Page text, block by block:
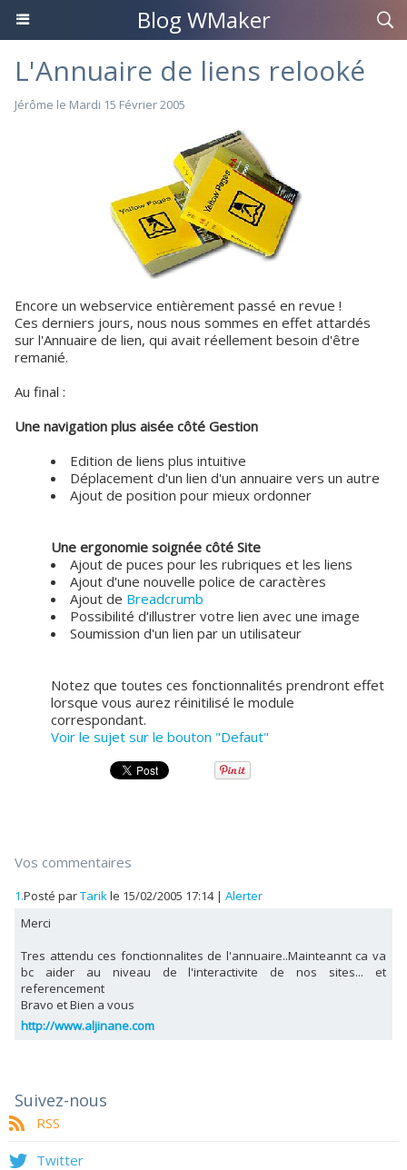
Blog WMaker
L'Annuaire de liens relooké
Jérôme le Mardi 15 Février 2005
Encore un webservice entièrement passé en revue !
Ces derniers jours, nous nous sommes en effet attardés
sur l'Annuaire de lien, qui avait réellement besoin d'être
remanié.
Au final :
Une navigation plus aisée côté Gestion
Edition de liens plus intuitive
Déplacement d'un lien d'un annuaire vers un autre
Ajout de position pour mieux ordonner
Une ergonomie soignée côté Site
Ajout de puces pour les rubriques et les liens
Ajout d'une nouvelle police de caractères
Ajout de Breadcrumb
Possibilité d'illustrer votre lien avec une image
Soumission d'un lien par un utilisateur
Notez que toutes ces fonctionnalités prendront effet
lorsque vous aurez réinitilisé le module
correspondant.
Voir le sujet sur le bouton "Defaut"
Vos commentaires
1.Posté parTarikle 15/02/2005 17:14 | Alerter
Merci
Tres attendu ces fonctionnalites de l'annuaire..Mainteannt ca va
bc aider au niveau de l'interactivite de nos sites... et
referencement
Bravo et Bien a vous
http://www.aljinane.com
Suivez-nous
RSS
Twitter